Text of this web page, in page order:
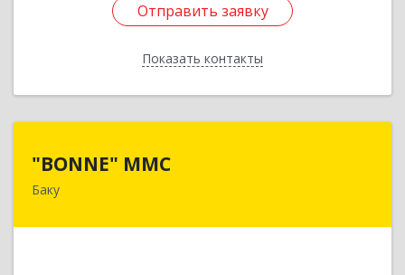
Отправить заявку
Показать контакты
Отправить заявку
Назад
"BONNE" MMC
БакуAZ1033, Азербайджан, г. Баку, пр Г.Алиева 95,